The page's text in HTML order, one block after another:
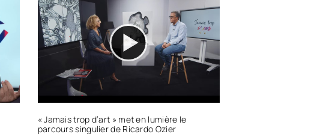
« Jamais trop d’art » met en lumière le
parcours singulier de Ricardo Ozier